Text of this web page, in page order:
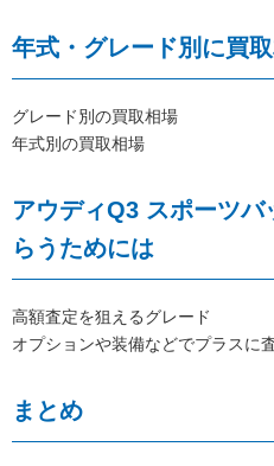
年式・グレード別に買
グレード別の買取相場
年式別の買取相場
アウディQ3 スポーツバ
らうためには
高額査定を狙えるグレード
オプションや装備などでプラスに
まとめ